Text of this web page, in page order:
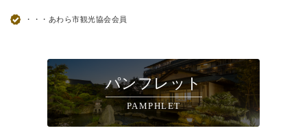
・・・あわら市観光協会会員
パンフレット
PAMPHLET